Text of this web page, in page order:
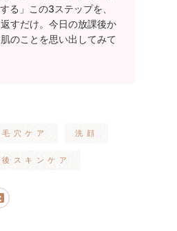
る」この3ステップを、
すだけ。今日の放課後か
のことを思い出してみて
毛穴ケア 洗顔
スキンケア